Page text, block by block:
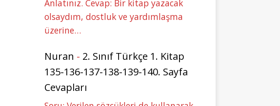
Anlatınız. Cevap: Bir kitap yazacak
olsaydım, dostluk ve yardımlaşma
üzerine…
Nuran - 2. Sınıf Türkçe 1. Kitap
135-136-137-138-139-140. Sayfa
Cevapları